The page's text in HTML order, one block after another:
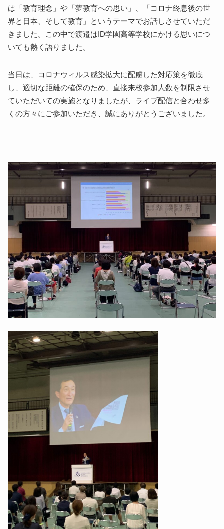
は「教育理念」や「夢教育への思い」、「コロナ終息後の世
界と日本、そして教育」というテーマでお話しさせていただ
きました。この中で渡邉はID学園高等学校にかける思いにつ
いても熱く語りました。
当日は、コロナウィルス感染拡大に配慮した対応策を徹底
し、適切な距離の確保のため、直接来校参加人数を制限させ
ていただいての実施となりましたが、ライブ配信と合わせ多
くの方々にご参加いただき、誠にありがとうございました。